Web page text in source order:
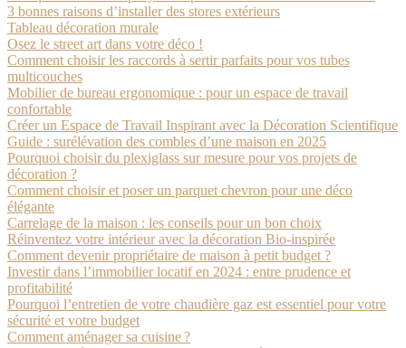
3 bonnes raisons d’installer des stores extérieurs
Tableau décoration murale
Osez le street art dans votre déco !
Comment choisir les raccords à sertir parfaits pour vos tubes
multicouches
Mobilier de bureau ergonomique : pour un espace de travail
confortable
Créer un Espace de Travail Inspirant avec la Décoration Scientifique
Guide : surélévation des combles d’une maison en 2025
Pourquoi choisir du plexiglass sur mesure pour vos projets de
décoration ?
Comment choisir et poser un parquet chevron pour une déco
élégante
Carrelage de la maison : les conseils pour un bon choix
Réinventez votre intérieur avec la décoration Bio-inspirée
Comment devenir propriétaire de maison à petit budget ?
Investir dans l’immobilier locatif en 2024 : entre prudence et
profitabilité
Pourquoi l’entretien de votre chaudière gaz est essentiel pour votre
sécurité et votre budget
Comment aménager sa cuisine ?